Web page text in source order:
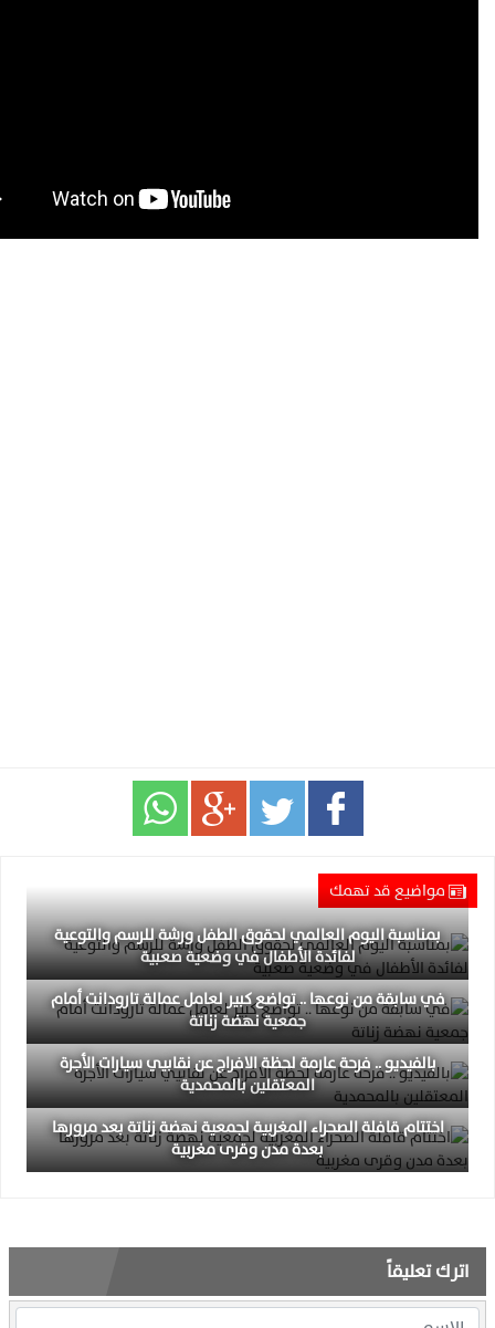
مواضيع قد تهمك
بمناسبة اليوم العالمي لحقوق الطفل ورشة للرسم والتوعية
لفائدة الأطفال في وضعية صعبية
في سابقة من نوعها .. تواضع كبير لعامل عمالة تارودانت أمام
جمعية نهضة زناتة
بالفيديو .. فرحة عارمة لحظة الافراج عن نقابيي سيارات الأجرة
المعتقلين بالمحمدية
اختتام قافلة الصحراء المغربية لجمعية نهضة زناتة بعد مرورها
بعدة مدن وقرى مغربية
اترك تعليقاً